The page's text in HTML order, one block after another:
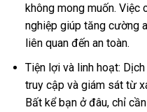
không mong muốn. Việc
nghiệp giúp tăng cường
liên quan đến an toàn.
Tiện lợi và linh hoạt:
truy cập và giám sát từ
Bất kể bạn ở đâu, chỉ